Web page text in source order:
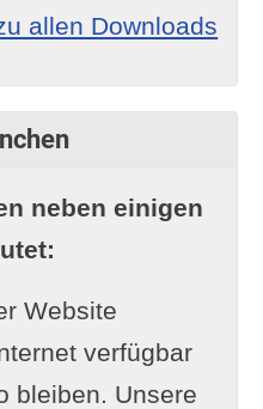
allen Downloads
neben einigen
Website
verfügbar
bleiben. Unsere